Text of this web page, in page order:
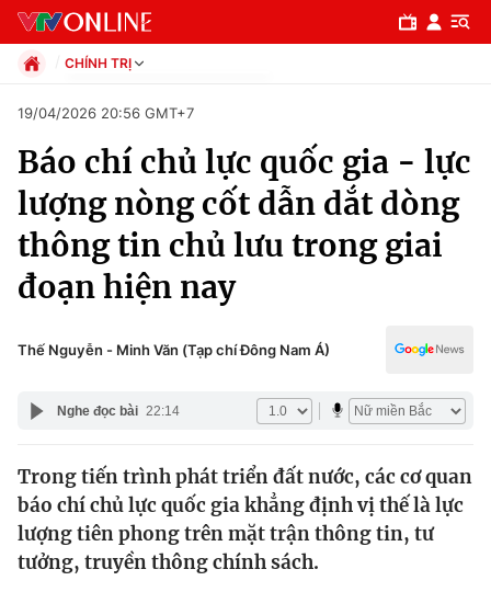
Chuyên mục
Chính trị
Xã hội
Pháp luật
Y tế
Thế giới
Tin tức
Thế giới đó đây
Kinh tế
CHÍNH TRỊ
Xã hội
Pháp luật
Thể thao
Truyền hình
Văn hóa - Giải trí
Y tế
Công nghệ
19/04/2026 20:56 GMT+7
Báo chí chủ lực quốc gia - lực
lượng nòng cốt dẫn dắt dòng
thông tin chủ lưu trong giai
đoạn hiện nay
Thế Nguyễn - Minh Văn (Tạp chí Đông Nam Á)
Nghe đọc bài 22:14
Trong tiến trình phát triển đất nước, các cơ quan
báo chí chủ lực quốc gia khẳng định vị thế là lực
lượng tiên phong trên mặt trận thông tin, tư
tưởng, truyền thông chính sách.